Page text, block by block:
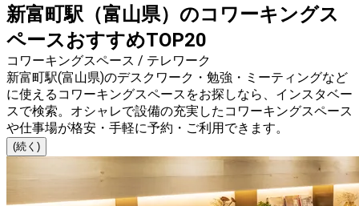
新富町駅（富山県）のコワーキングス
ペースおすすめTOP20
コワーキングスペース / テレワーク
新富町駅(富山県)のデスクワーク・勉強・ミーティングなど
に使えるコワーキングスペースをお探しなら、インスタベー
スで検索。オシャレで設備の充実したコワーキングスペース
や仕事場が格安・手軽に予約・ご利用できます。
(続く)